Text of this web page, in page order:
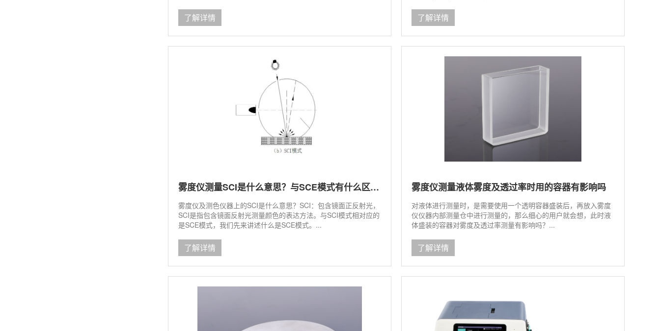
了解详情 了解详情
雾度仪测量SCI是什么意思？与SCE模式有什么区别？
雾度仪及测色仪器上的SCI是什么意思？SCI：包含镜面正反射光，
SCI是指包含镜面反射光测量颜色的表达方法。与SCI模式相对应的
是SCE模式，我们先来讲述什么是SCE模式。...
了解详情
雾度仪测量液体雾度及透过率时用的容器有影响吗
对液体进行测量时，是需要使用一个透明容器盛装后，再放入雾度
仪仪器内部测量仓中进行测量的，那么细心的用户就会想，此时液
体盛装的容器对雾度及透过率测量有影响吗？...
了解详情